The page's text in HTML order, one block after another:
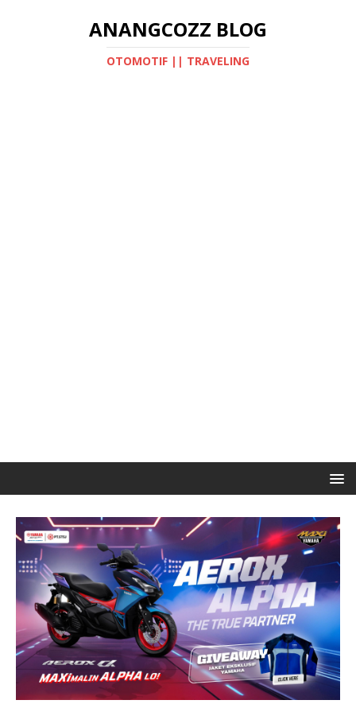
ANANGCOZZ BLOG
OTOMOTIF || TRAVELING